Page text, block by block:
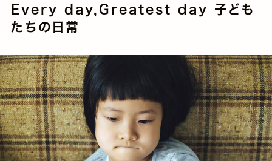
Every day,Greatest day 子ども
たちの日常